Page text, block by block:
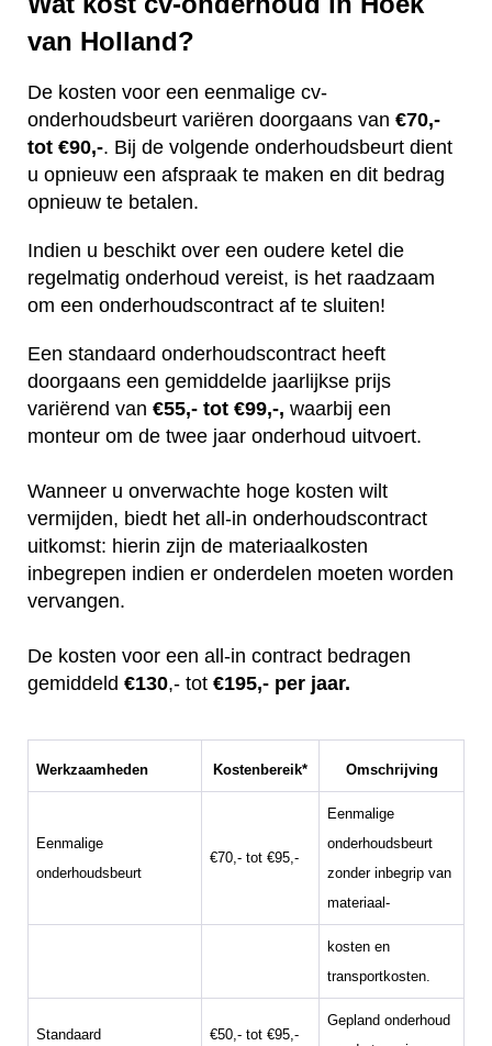
van Holland?
De kosten voor een eenmalige cv-
onderhoudsbeurt variëren doorgaans van €70,-
tot €90,-. Bij de volgende onderhoudsbeurt dient
u opnieuw een afspraak te maken en dit bedrag
opnieuw te betalen.
Indien u beschikt over een oudere ketel die
regelmatig onderhoud vereist, is het raadzaam
om een onderhoudscontract af te sluiten!
Een standaard onderhoudscontract heeft
doorgaans een gemiddelde jaarlijkse prijs
variërend van €55,- tot €99,-, waarbij een
monteur om de twee jaar onderhoud uitvoert.
Wanneer u onverwachte hoge kosten wilt
vermijden, biedt het all-in onderhoudscontract
uitkomst: hierin zijn de materiaalkosten
inbegrepen indien er onderdelen moeten worden
vervangen.
De kosten voor een all-in contract bedragen
gemiddeld €130,- tot €195,- per jaar.
Werkzaamheden Kostenbereik* Omschrijving
Eenmalige
onderhoudsbeurt
€70,- tot €95,-
Eenmalige
onderhoudsbeurt
zonder inbegrip van
materiaal-
kosten en
transportkosten.
Standaard
€50,- tot €95,-
Gepland onderhoud